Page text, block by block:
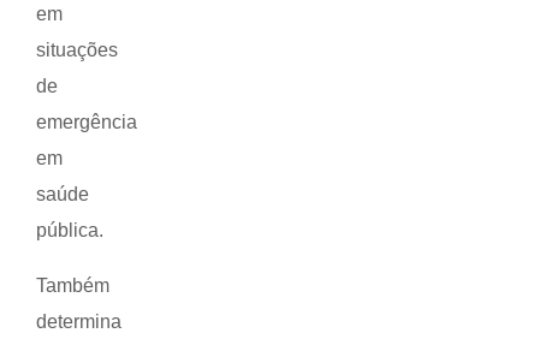
em
situações
de
emergência
em
saúde
pública.
Também
determina